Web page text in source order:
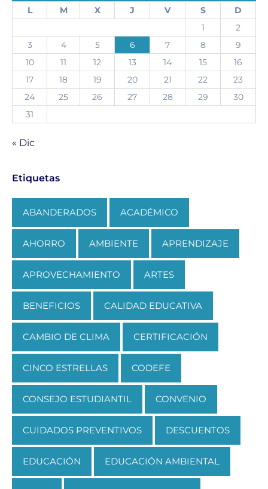
L M X J V S
D
1
2
3
4 5 6 7 8
9
10
11 12 13 14 15
16
17
18 19 20 21 22
23
24
25 26 27 28 29
30
31
« Dic
Etiquetas
ABANDERADOS ACADÉMICO
AHORRO AMBIENTE APRENDIZAJE
APROVECHAMIENTO ARTES
BENEFICIOS CALIDAD EDUCATIVA
CAMBIO DE CLIMA CERTIFICACIÓN
CINCO ESTRELLAS CODEFE
CONSEJO ESTUDIANTIL CONVENIO
CUIDADOS PREVENTIVOS DESCUENTOS
EDUCACIÓN EDUCACIÓN AMBIENTAL